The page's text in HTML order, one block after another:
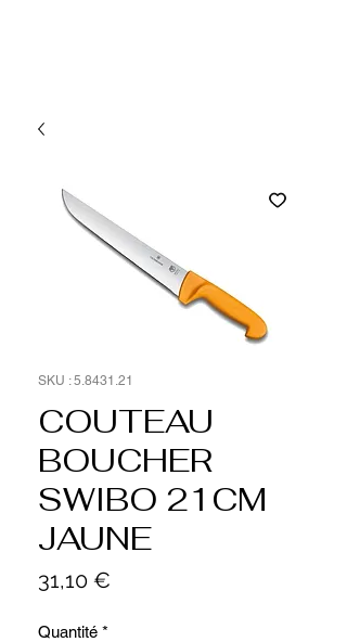
SKU : 5.8431.21
COUTEAU
BOUCHER
SWIBO 21CM
JAUNE
31,10 €
Quantité *